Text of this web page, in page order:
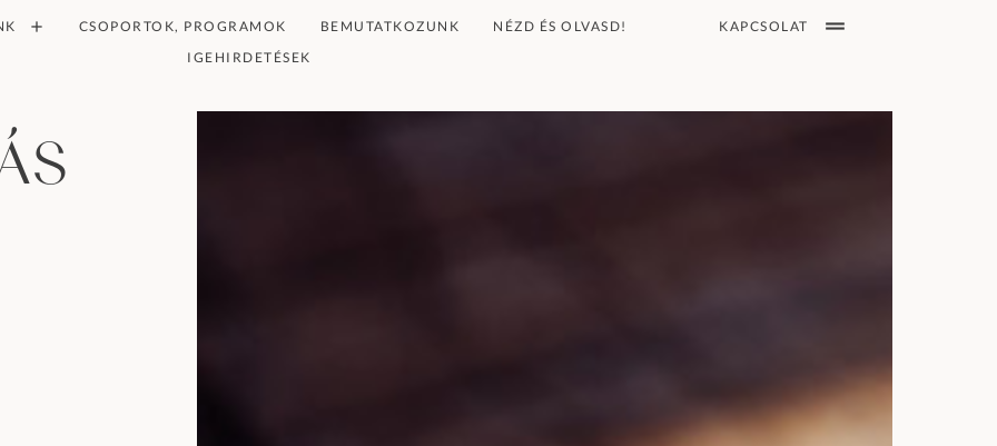
CSOPORTOK, PROGRAMOK BEMUTATKOZUNK
NÉZD ÉS OLVASD!
IGEHIRDETÉSEK
KAPCSOLAT